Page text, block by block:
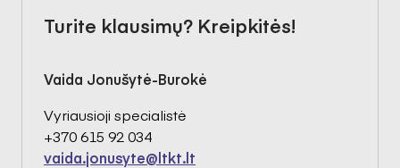
Turite klausimų? Kreipkitės!
Vaida Jonušytė-Burokė
Vyriausioji specialistė
+370 615 92 034
vaida.jonusyte@ltkt.lt